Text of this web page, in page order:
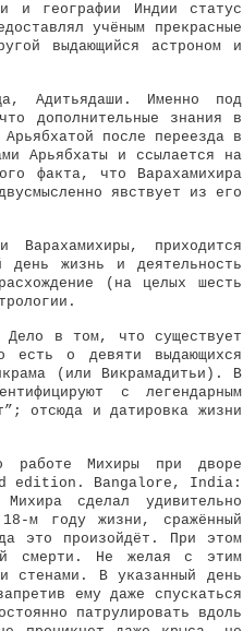
и географии Индии статус
учёным прекрасные
выдающийся астроном и
Адитьядаши. Именно под
дополнительные знания в
после переезда в
Арьябхаты и ссылается на
факта, что Варахамихира
явствует из его
Варахамихиры, приходится
день жизнь и деятельность
(на целых шесть
в том, что существует
есть о девяти выдающихся
(или Викрамадитьи). В
с легендарным
отсюда и датировка жизни
работе Михиры при дворе
edition. Bangalore, India:
сделал удивительно
м году жизни, сражённый
это произойдёт. При этом
смерти. Не желая с этим
стенами. В указанный день
ему даже спускаться
патрулировать вдоль